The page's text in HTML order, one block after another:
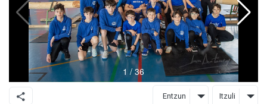
Entzun Itzuli